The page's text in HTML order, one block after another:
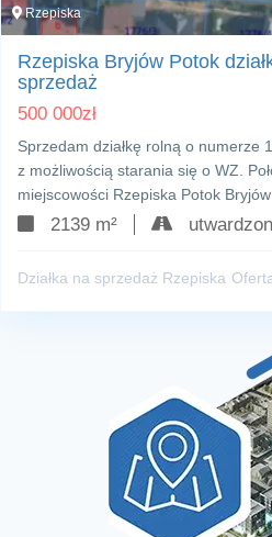
Rzepiska
Rzepiska Bryjów Potok
sprzedaż
500 000zł
Sprzedam działkę rolną o numerze
z możliwością starania się o WZ.
miejscowości Rzepiska Potok
2139 m²
Działka na sprzedaż Rzepiska